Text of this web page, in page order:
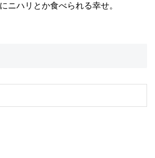
ニハリとか食べられる幸せ。